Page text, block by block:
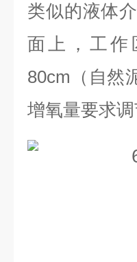
类似的液体
面上 ，工作
80cm （自然
增氧量要求